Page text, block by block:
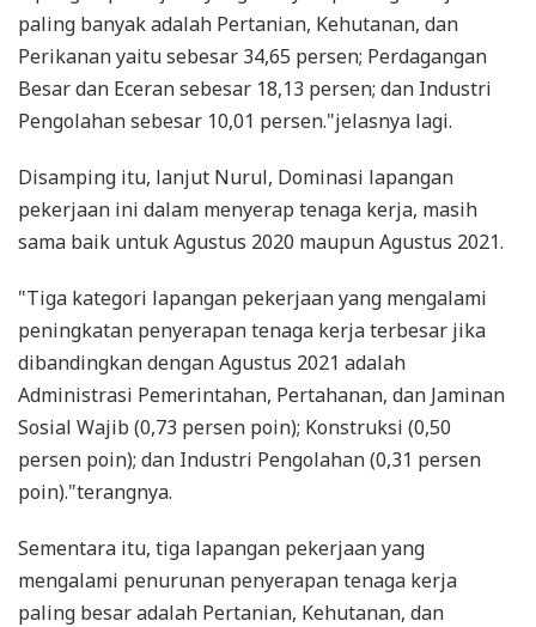
paling banyak adalah Pertanian, Kehutanan, dan
Perikanan yaitu sebesar 34,65 persen; Perdagangan
Besar dan Eceran sebesar 18,13 persen; dan Industri
Pengolahan sebesar 10,01 persen."jelasnya lagi.
Disamping itu, lanjut Nurul, Dominasi lapangan
pekerjaan ini dalam menyerap tenaga kerja, masih
sama baik untuk Agustus 2020 maupun Agustus 2021.
"Tiga kategori lapangan pekerjaan yang mengalami
peningkatan penyerapan tenaga kerja terbesar jika
dibandingkan dengan Agustus 2021 adalah
Administrasi Pemerintahan, Pertahanan, dan Jaminan
Sosial Wajib (0,73 persen poin); Konstruksi (0,50
persen poin); dan Industri Pengolahan (0,31 persen
poin)."terangnya.
Sementara itu, tiga lapangan pekerjaan yang
mengalami penurunan penyerapan tenaga kerja
paling besar adalah Pertanian, Kehutanan, dan